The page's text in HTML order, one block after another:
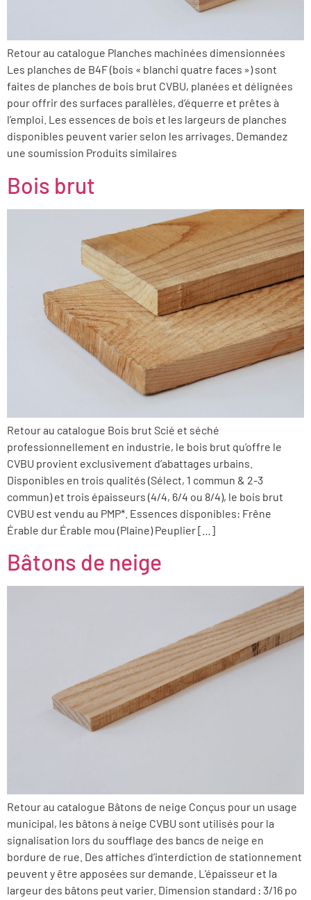
Retour au catalogue Planches machinées dimensionnées
Les planches de B4F (bois « blanchi quatre faces ») sont
faites de planches de bois brut CVBU, planées et délignées
pour offrir des surfaces parallèles, d’équerre et prêtes à
l’emploi. Les essences de bois et les largeurs de planches
disponibles peuvent varier selon les arrivages. Demandez
une soumission Produits similaires
Bois brut
Retour au catalogue Bois brut Scié et séché
professionnellement en industrie, le bois brut qu’offre le
CVBU provient exclusivement d’abattages urbains.
Disponibles en trois qualités (Sélect, 1 commun & 2-3
commun) et trois épaisseurs (4/4, 6/4 ou 8/4), le bois brut
CVBU est vendu au PMP*. Essences disponibles: Frêne
Érable dur Érable mou (Plaine) Peuplier […]
Bâtons de neige
Retour au catalogue Bâtons de neige Conçus pour un usage
municipal, les bâtons à neige CVBU sont utilisés pour la
signalisation lors du soufflage des bancs de neige en
bordure de rue. Des affiches d’interdiction de stationnement
peuvent y être apposées sur demande. L’épaisseur et la
largeur des bâtons peut varier. Dimension standard : 3/16 po